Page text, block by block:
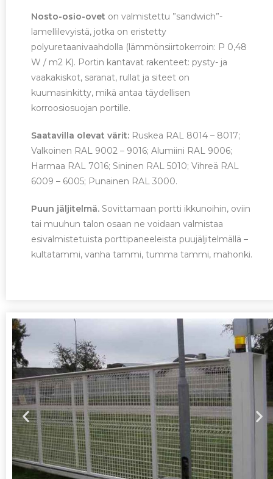
Nosto-osio-ovet on valmistettu ”sandwich”-
lamellilevyistä, jotka on eristetty
polyuretaanivaahdolla (lämmönsiirtokerroin: P 0,48
W / m2 K). Portin kantavat rakenteet: pysty- ja
vaakakiskot, saranat, rullat ja siteet on
kuumasinkitty, mikä antaa täydellisen
korroosiosuojan portille.
Saatavilla olevat värit: Ruskea RAL 8014 – 8017;
Valkoinen RAL 9002 – 9016; Alumiini RAL 9006;
Harmaa RAL 7016; Sininen RAL 5010; Vihreä RAL
6009 – 6005; Punainen RAL 3000.
Puun jäljitelmä. Sovittamaan portti ikkunoihin, oviin
tai muuhun talon osaan ne voidaan valmistaa
esivalmistetuista porttipaneeleista puujäljitelmällä –
kultatammi, vanha tammi, tumma tammi, mahonki.